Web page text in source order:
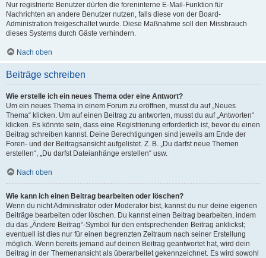
Nur registrierte Benutzer dürfen die foreninterne E-Mail-Funktion für
Nachrichten an andere Benutzer nutzen, falls diese von der Board-
Administration freigeschaltet wurde. Diese Maßnahme soll den Missbrauch
dieses Systems durch Gäste verhindern.
Nach oben
Beiträge schreiben
Wie erstelle ich ein neues Thema oder eine Antwort?
Um ein neues Thema in einem Forum zu eröffnen, musst du auf „Neues
Thema“ klicken. Um auf einen Beitrag zu antworten, musst du auf „Antworten“
klicken. Es könnte sein, dass eine Registrierung erforderlich ist, bevor du einen
Beitrag schreiben kannst. Deine Berechtigungen sind jeweils am Ende der
Foren- und der Beitragsansicht aufgelistet. Z. B. „Du darfst neue Themen
erstellen“, „Du darfst Dateianhänge erstellen“ usw.
Nach oben
Wie kann ich einen Beitrag bearbeiten oder löschen?
Wenn du nicht Administrator oder Moderator bist, kannst du nur deine eigenen
Beiträge bearbeiten oder löschen. Du kannst einen Beitrag bearbeiten, indem
du das „Ändere Beitrag“-Symbol für den entsprechenden Beitrag anklickst;
eventuell ist dies nur für einen begrenzten Zeitraum nach seiner Erstellung
möglich. Wenn bereits jemand auf deinen Beitrag geantwortet hat, wird dein
Beitrag in der Themenansicht als überarbeitet gekennzeichnet. Es wird sowohl